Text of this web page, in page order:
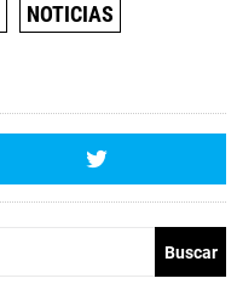
NOTICIAS